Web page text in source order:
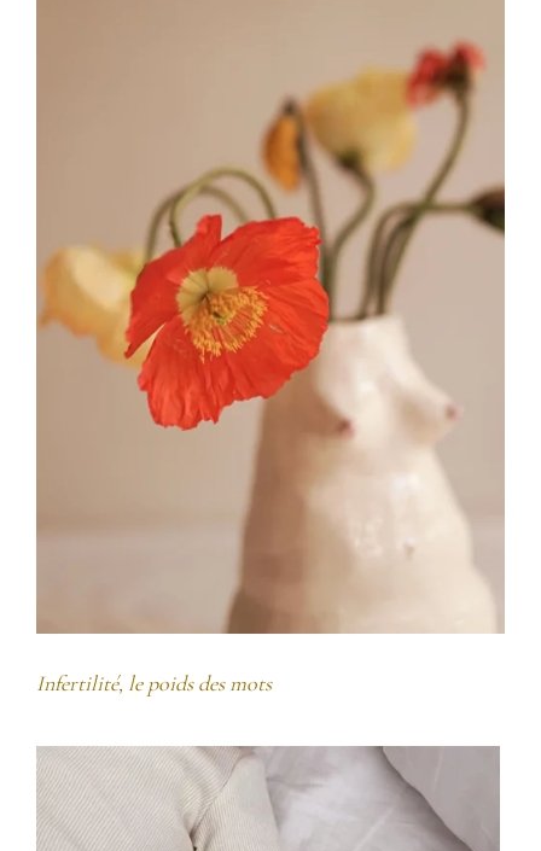
Infertilité, le poids des mots